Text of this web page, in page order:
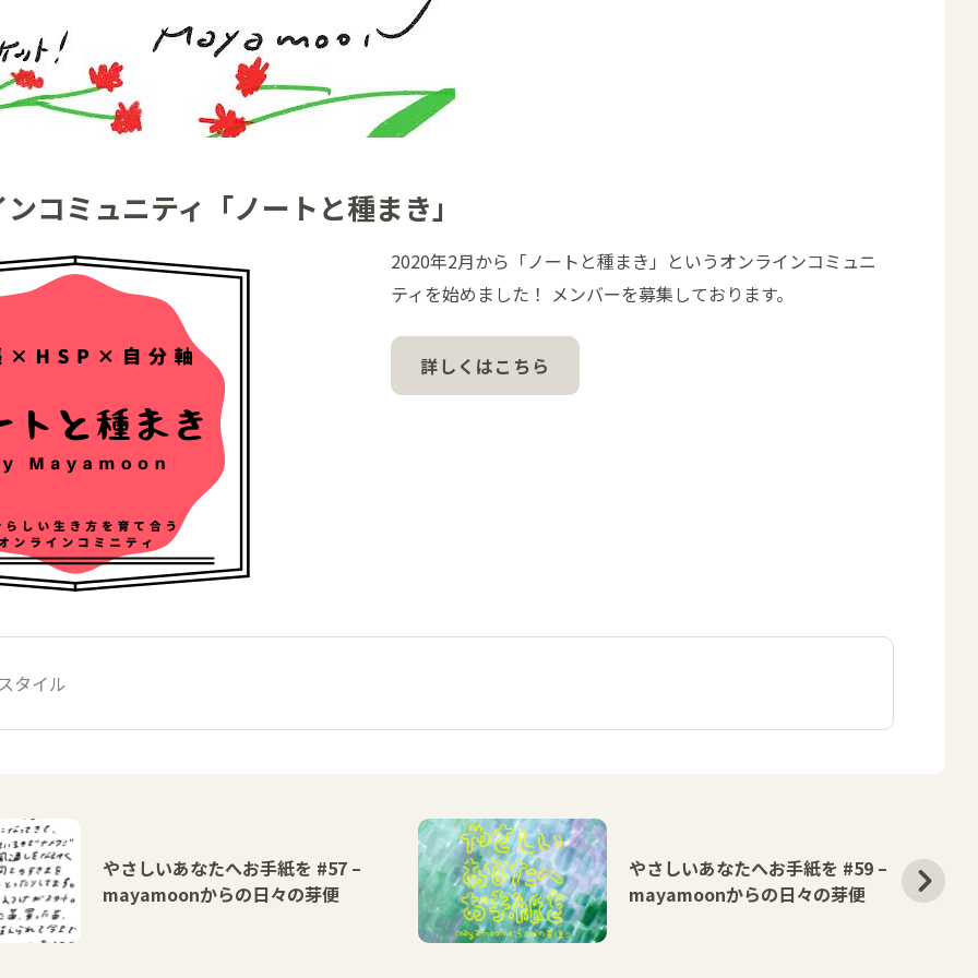
コミュニティ「ノートと種まき」
2020年2月から「ノートと種まき」というオンラインコミュニ
ティを始めました！ メンバーを募集しております。
詳しくはこちら
タイル
やさしいあなたへお手紙を #57 –
mayamoonからの日々の芽便
やさしいあなたへお手紙を #59 –
mayamoonからの日々の芽便